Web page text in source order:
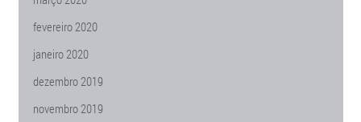
fevereiro 2020
janeiro 2020
dezembro 2019
novembro 2019